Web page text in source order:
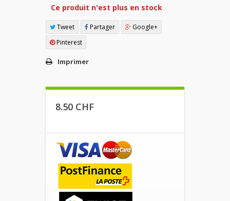
Ce produit n'est plus en stock
Tweet Partager
Google+
Pinterest
Imprimer
8.50 CHF